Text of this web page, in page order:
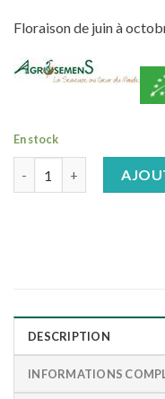
Floraison de juin à
En stock
DESCRIPTION
INFORMATIONS